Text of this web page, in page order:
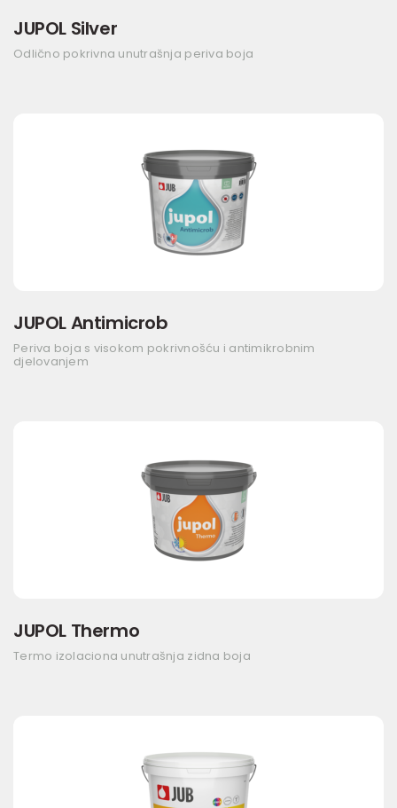
JUPOL Silver
Odlično pokrivna unutrašnja periva boja
JUPOL Antimicrob
Periva boja s visokom pokrivnošću i antimikrobnim
djelovanjem
JUPOL Thermo
Termo izolaciona unutrašnja zidna boja